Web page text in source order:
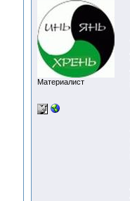
Материалист